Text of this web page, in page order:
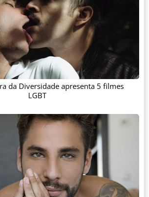
da Diversidade apresenta 5 filmes
LGBT